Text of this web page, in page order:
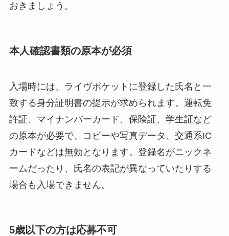
おきましょう。
本人確認書類の原本が必須
入場時には、ライヴポケットに登録した氏名と一
致する身分証明書の提示が求められます。運転免
許証、マイナンバーカード、保険証、学生証など
の原本が必要で、コピーや写真データ、交通系IC
カードなどは無効となります。登録名がニックネ
ームだったり、氏名の表記が異なっていたりする
場合も入場できません。
5歳以下の方は応募不可